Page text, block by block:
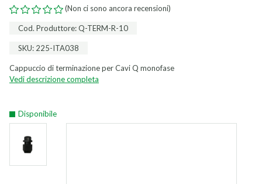
(Non ci sono ancora recensioni)
Cod. Produttore: Q-TERM-R-10
SKU: 225-ITA038
Cappuccio di terminazione per Cavi Q monofase
Vedi descrizione completa
Disponibile